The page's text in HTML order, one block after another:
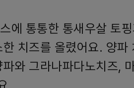
에 통통한 통새우살 토
치즈를 올렸어요. 양파
와 그라나파다노치즈,
.